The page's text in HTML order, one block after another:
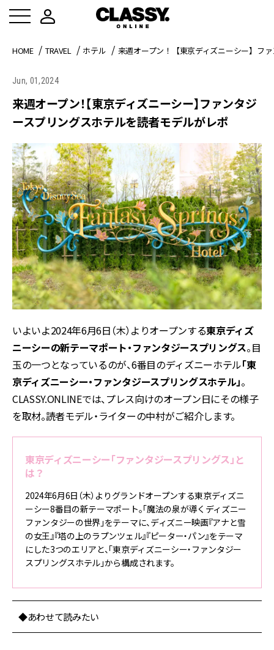
HOME TRAVEL ホテル 来週オープン！【東京ディズニーシー】フ
Jun, 01,2024
来週オープン！【東京ディズニーシー】ファンタジ
ースプリングスホテルを読者モデルがレポ
いよいよ2024年6月6日（木）よりオープンする東京ディズ
ニーシーの新テーマポート・ファンタジースプリングス。目
玉の一つとなっているのが、6番目のディズニーホテル「東
京ディズニーシー・ファンタジースプリングスホテル」。
CLASSY.ONLINEでは、プレス向けのオープン日にその様子
を取材。読者モデル・ライターの中村がご紹介します。
東京ディズニーシー「ファンタジースプリングス」と
は？
2024年6月6日（木）よりグランドオープンする東京ディズニ
ーシー8番目の新テーマポート。「魔法の泉が導くディズニー
ファンタジーの世界」をテーマに、ディズニー映画『アナと雪
の女王』『塔の上のラプンツェル』『ピーター・パン』をテーマ
にした3つのエリアと、「東京ディズニーシー・ファンタジー
スプリングスホテル」から構成されます。
◆あわせて読みたい